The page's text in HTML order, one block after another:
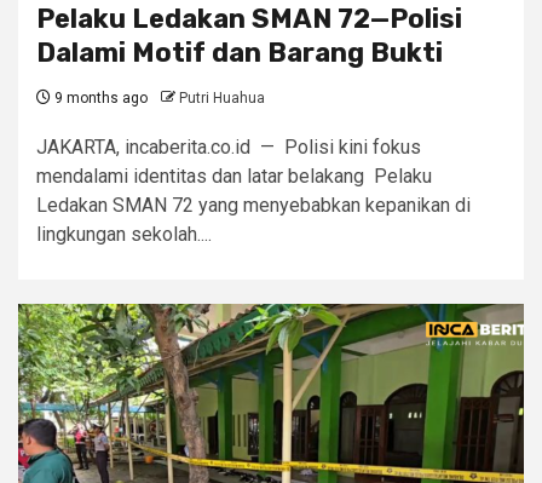
Pelaku Ledakan SMAN 72—Polisi
Dalami Motif dan Barang Bukti
9 months ago Putri Huahua
JAKARTA, incaberita.co.id — Polisi kini fokus
mendalami identitas dan latar belakang Pelaku
Ledakan SMAN 72 yang menyebabkan kepanikan di
lingkungan sekolah....